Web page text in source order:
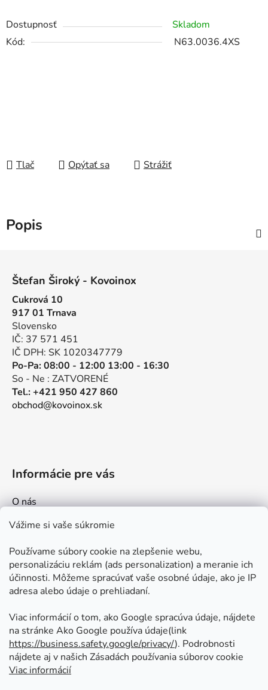
Vážime si vaše súkromie
Používame súbory cookie na zlepšenie webu,
personalizáciu reklám (ads personalization) a meranie ich
účinnosti. Môžeme spracúvať vaše osobné údaje, ako je IP
adresa alebo údaje o prehliadaní.
Viac informácií o tom, ako Google spracúva údaje, nájdete
na stránke Ako Google používa údaje(link
https://business.safety.google/privacy/⁩). Podrobnosti
nájdete aj v našich Zásadách používania súborov cookie
Viac informácií
Dostupnosť
Skladom
Kód:
N63.0036.4XS
Tlač Opýtať sa Strážiť
Popis
Štefan Široký - Kovoinox
Cukrová 10
917 01 Trnava
Slovensko
IČ: 37 571 451
IČ DPH: SK 1020347779
Po-Pa: 08:00 - 12:00 13:00 - 16:30
So - Ne : ZATVORENÉ
Tel.: +421 950 427 860
obchod@kovoinox.sk
Informácie pre vás
O nás
Kontakt
Ako nakupovať
Obchodné podmienky
Ochrana osobných údajov
Odstúpenie od zmluvy
Prijímame online platby